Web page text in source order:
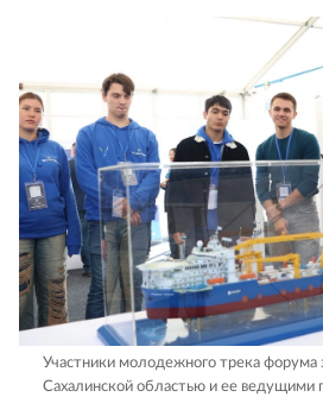
Участники молодежного трека форума
Сахалинской областью и ее ведущими